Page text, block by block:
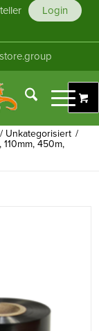
Login
/ Unkategorisiert /
450m,